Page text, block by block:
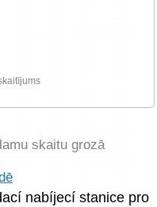
skaitu grozā
nabíjecí stanice pro